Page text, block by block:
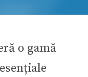
o gamă